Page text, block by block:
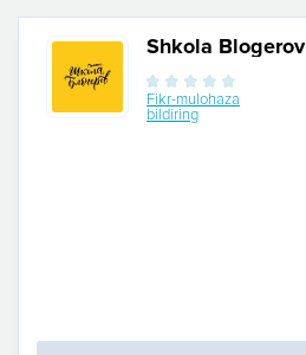
Shkola Blogerov
Fikr-mulohaza
bildiring